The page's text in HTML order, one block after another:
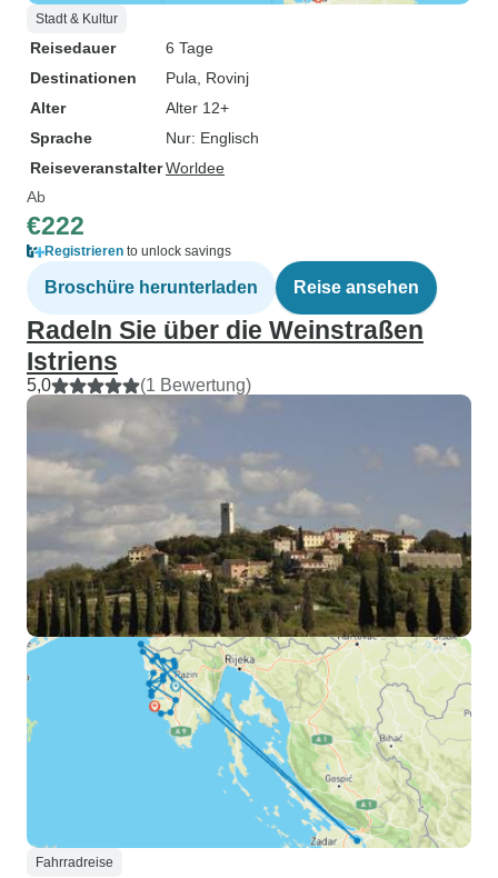
Stadt & Kultur
Reisedauer
6 Tage
Destinationen
Pula , Rovinj
Alter
Alter 12+
Sprache
Nur: Englisch
ReiseveranstalterWorldee
Ab
€222
Registrieren to unlock savings
Broschüre herunterladen Reise ansehen
Radeln Sie über die Weinstraßen
Istriens
5,0 (1 Bewertung)
Fahrradreise